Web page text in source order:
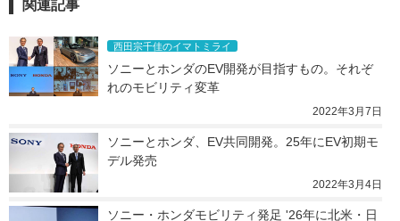
関連記事
西田宗千佳のイマトミライ
ソニーとホンダのEV開発が目指すもの。それぞ
れのモビリティ変革
2022年3月7日
ソニーとホンダ、EV共同開発。25年にEV初期モ
デル発売
2022年3月4日
ソニー・ホンダモビリティ発足 '26年に北米・日